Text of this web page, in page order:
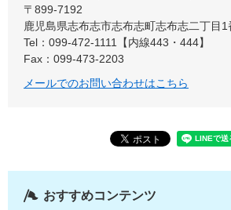
〒899‐7192
鹿児島県志布志市志布志町志布志二丁目1
Tel：099-472-1111【内線443・444】
Fax：099-473-2203
メールでのお問い合わせはこちら
おすすめコンテンツ